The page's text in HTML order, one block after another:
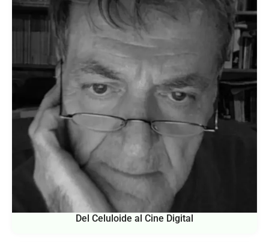
Del Celuloide al Cine Digital